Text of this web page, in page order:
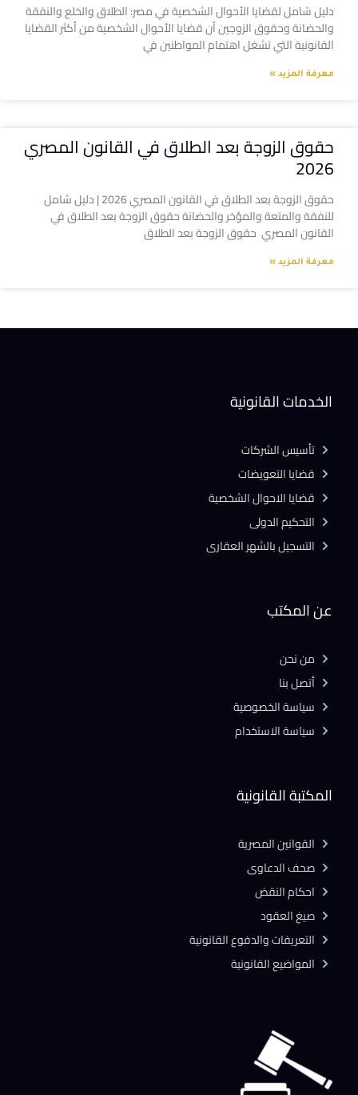
دليل شامل لقضايا الأحوال الشخصية في مصر: الطلاق والخلع والنفقة
والحضانة وحقوق الزوجين أن قضايا الأحوال الشخصية من أكثر القضايا
القانونية التي تشغل اهتمام المواطنين في
معرفة المزيد »
حقوق الزوجة بعد الطلاق في القانون المصري
2026
حقوق الزوجة بعد الطلاق في القانون المصري 2026 | دليل شامل
للنفقة والمتعة والمؤخر والحضانة حقوق الزوجة بعد الطلاق في
القانون المصري حقوق الزوجة بعد الطلاق
معرفة المزيد »
المكتبة القانونية
القوانين المصرية
صحف الدعاوى
احكام النقض
صيغ العقود
التعريفات والدفوع القانونية
المواضيع القانونية
عن المكتب
من نحن
أتصل بنا
سياسة الخصوصية
سياسة الاستخدام
الخدمات القانونية
تأسيس الشركات
قضايا التعويضات
قضايا الاحوال الشخصية
التحكيم الدولى
التسجيل بالشهر العقارى